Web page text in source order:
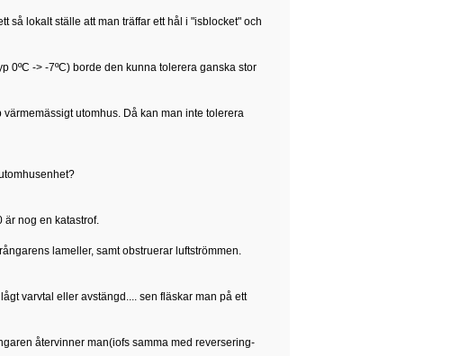
så lokalt ställe att man träffar ett hål i "isblocket" och
0ºC -> -7ºC) borde den kunna tolerera ganska stor
utomhus. Då kan man inte tolerera
nog en katastrof.
lameller, samt obstruerar luftströmmen.
varvtal eller avstängd.... sen fläskar man på ett
återvinner man(iofs samma med reversering-